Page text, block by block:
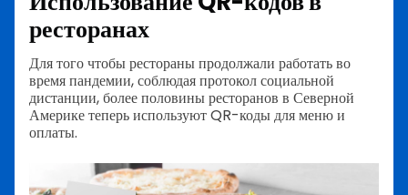
ресторанах
Для того чтобы рестораны продолжали работать во
время пандемии, соблюдая протокол социальной
дистанции, более половины ресторанов в Северной
Америке теперь используют QR-коды для меню и
оплаты.